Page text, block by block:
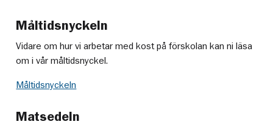
Måltidsnyckeln
Vidare om hur vi arbetar med kost på förskolan kan ni läsa
om i vår måltidsnyckel.
Måltidsnyckeln
Matsedeln